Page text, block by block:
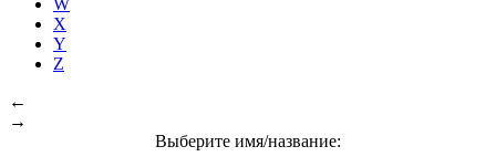
X
Y
Z
←
→
Выберите имя/название: